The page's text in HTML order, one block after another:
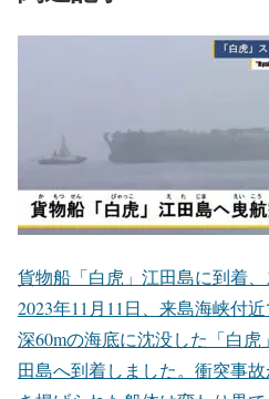
貨物船「白虎」江田島に到着
2023年11月11日、来島海峡付
深60mの海底に沈没した「白
田島へ到着しました。衝突事